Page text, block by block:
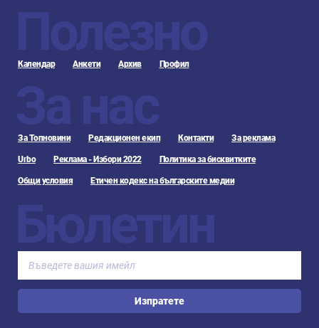
Полезно
Календар Анкети Архив Профил
За нас
За Топновини Редакционен екип Контакти За реклама
Urbo Реклама - Избори 2022 Политика за бисквитките
Общи условия Етичен кодекс на българските медии
Бюлетин
Изпратете